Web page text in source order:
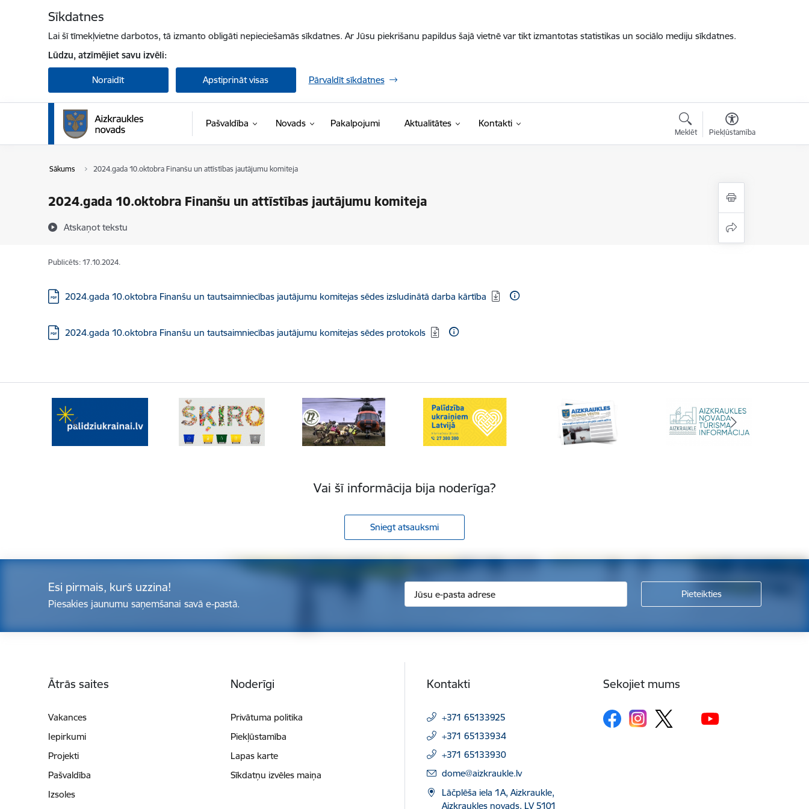
Sīkdatnes
Lai šī tīmekļvietne darbotos, tā izmanto obligāti nepieciešamās sīkdatnes. Ar Jūsu piekrišanu papildus šajā vietnē var tikt izmantotas statistikas un sociālo mediju sīkdatnes.
Lūdzu, atzīmējiet savu izvēli:
Noraidīt Apstiprināt visas Pārvaldīt sīkdatnes
Pašvaldība Novads Pakalpojumi Aktualitātes Kontakti
Meklēt Piekļūstamība
Sākums 2024.gada 10.oktobra Finanšu un attīstības jautājumu komiteja
2024.gada 10.oktobra Finanšu un attīstības jautājumu komiteja
Atskaņot tekstu
Publicēts: 17.10.2024.
Lejupielādēt:
2024.gada 10.oktobra Finanšu un tautsaimniecības jautājumu komitejas sēdes izsludinātā darba kārtība
Lejupielādēt:
2024.gada 10.oktobra Finanšu un tautsaimniecības jautājumu komitejas sēdes protokols
Vai šī informācija bija noderīga?
Sniegt atsauksmi
Esi pirmais, kurš uzzina!
Piesakies jaunumu saņemšanai savā e-pastā.
Ātrās saites
Vakances
Iepirkumi
Projekti
Pašvaldība
Izsoles
Noderīgi
Privātuma politika
Piekļūstamība
Lapas karte
Sīkdatņu izvēles maiņa
Kontakti
+371 65133925
+371 65133934
+371 65133930
E-pasts:
dome@aizkraukle.lv
Lāčplēša iela 1A, Aizkraukle,
Aizkraukles novads, LV 5101
Sekojiet mums